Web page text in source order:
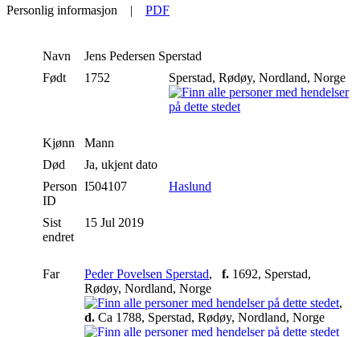
Personlig informasjon | PDF
Navn Jens Pedersen Sperstad
Født
1752 Sperstad, Rødøy, Nordland, Norge
Kjønn
Mann
Død
Ja, ukjent dato
Person
ID
I504107 Haslund
Sist
endret
15 Jul 2019
Far Peder Povelsen Sperstad, f. 1692, Sperstad,
Rødøy, Nordland, Norge
,
d. Ca 1788, Sperstad, Rødøy, Nordland, Norge